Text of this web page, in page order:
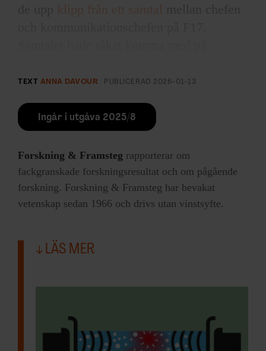
klipp från ett samtal
Daniel Värjö pressade dem om ett
Jag fastnade vid en kommentar från
– Alltså, Gud vilken jobbig journalist du
hade!
han frågade och var besvärlig. Han ville få
fram vad som hade hänt och hur ansvariga
TEXT ANNA DAVOUR PUBLICERAD 2026-01-13
Ingår i utgåva 2025/8
Forskning & Framsteg rapporterar om
fackgranskade forskningsresultat och om pågående
forskning. Forskning & Framsteg har bevakat
vetenskap sedan 1966 och drivs utan vinstsyfte.
LÄS MER